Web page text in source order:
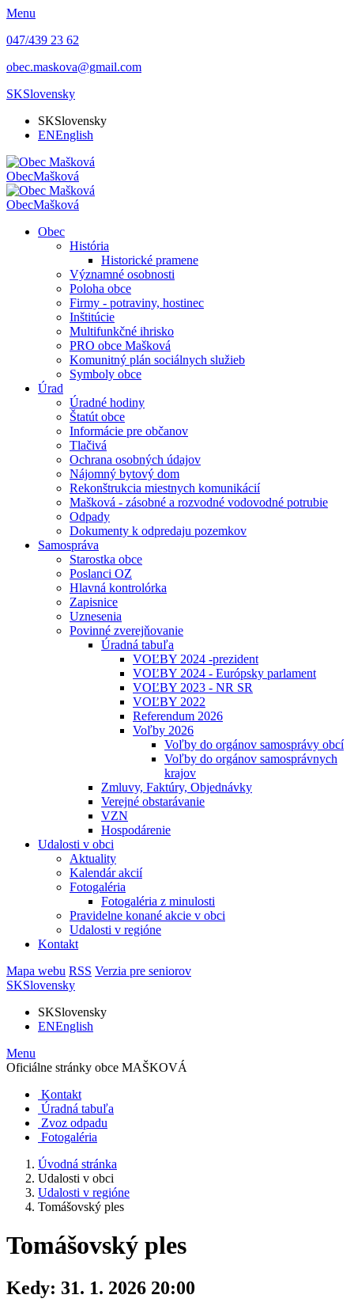
Menu
047/439 23 62
obec.maskova@gmail.com
SKSlovensky
SKSlovensky
ENEnglish
ObecMašková
ObecMašková
Obec
História
Historické pramene
Významné osobnosti
Poloha obce
Firmy - potraviny, hostinec
Inštitúcie
Multifunkčné ihrisko
PRO obce Mašková
Komunitný plán sociálnych služieb
Symboly obce
Úrad
Úradné hodiny
Štatút obce
Informácie pre občanov
Tlačivá
Ochrana osobných údajov
Nájomný bytový dom
Rekonštrukcia miestnych komunikácií
Mašková - zásobné a rozvodné vodovodné potrubie
Odpady
Dokumenty k odpredaju pozemkov
Samospráva
Starostka obce
Poslanci OZ
Hlavná kontrolórka
Zapisnice
Uznesenia
Povinné zverejňovanie
Úradná tabuľa
VOĽBY 2024 -prezident
VOĽBY 2024 - Európsky parlament
VOĽBY 2023 - NR SR
VOĽBY 2022
Referendum 2026
Voľby 2026
Voľby do orgánov samosprávy obcí
Voľby do orgánov samosprávnych
krajov
Zmluvy, Faktúry, Objednávky
Verejné obstarávanie
VZN
Hospodárenie
Udalosti v obci
Aktuality
Kalendár akcií
Fotogaléria
Fotogaléria z minulosti
Pravidelne konané akcie v obci
Udalosti v regióne
Kontakt
Mapa webu RSS Verzia pre seniorov
SKSlovensky
SKSlovensky
ENEnglish
Menu
Oficiálne stránky obce MAŠKOVÁ
Kontakt
Úradná tabuľa
Zvoz odpadu
Fotogaléria
Úvodná stránka
Udalosti v obci
Udalosti v regióne
Tomášovský ples
Tomášovský ples
Kedy: 31. 1. 2026 20:00